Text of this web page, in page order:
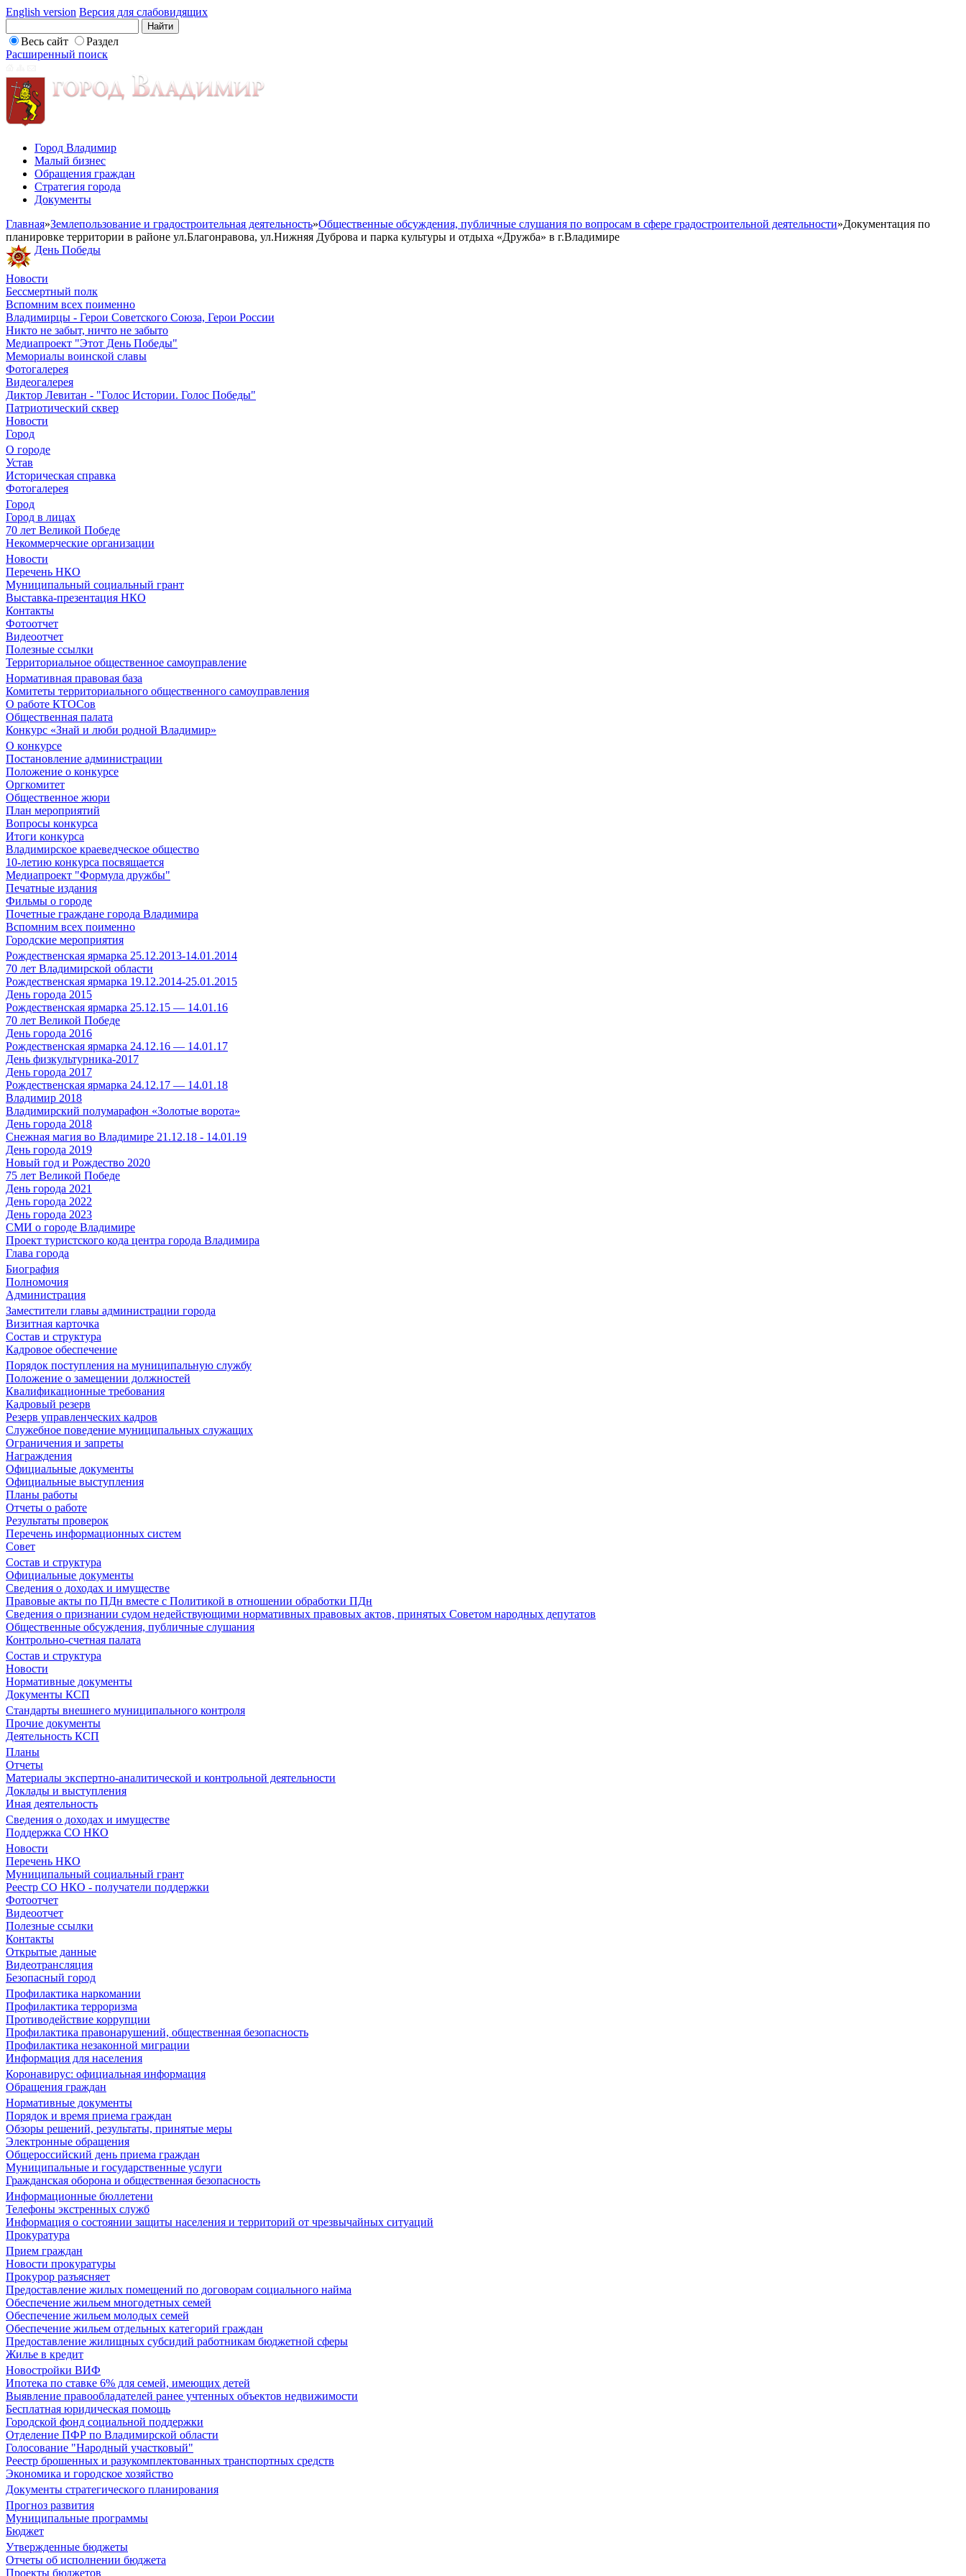
English version Версия для слабовидящих
Весь сайт
Раздел
Расширенный поиск
Город Владимир
Малый бизнес
Обращения граждан
Стратегия города
Документы
Главная»Землепользование и градостроительная деятельность»Общественные обсуждения, публичные слушания по вопросам в сфере градостроительной деятельности»Документация по
планировке территории в районе ул.Благонравова, ул.Нижняя Дуброва и парка культуры и отдыха «Дружба» в г.Владимире
День Победы
Новости
Бессмертный полк
Вспомним всех поименно
Владимирцы - Герои Советского Союза, Герои России
Никто не забыт, ничто не забыто
Медиапроект "Этот День Победы"
Мемориалы воинской славы
Фотогалерея
Видеогалерея
Диктор Левитан - "Голос Истории. Голос Победы"
Патриотический сквер
Новости
Город
О городе
Устав
Историческая справка
Фотогалерея
Город
Город в лицах
70 лет Великой Победе
Некоммерческие организации
Новости
Перечень НКО
Муниципальный социальный грант
Выставка-презентация НКО
Контакты
Фотоотчет
Видеоотчет
Полезные ссылки
Территориальное общественное самоуправление
Нормативная правовая база
Комитеты территориального общественного самоуправления
О работе КТОСов
Общественная палата
Конкурс «Знай и люби родной Владимир»
О конкурсе
Постановление администрации
Положение о конкурсе
Оргкомитет
Общественное жюри
План мероприятий
Вопросы конкурса
Итоги конкурса
Владимирское краеведческое общество
10-летию конкурса посвящается
Медиапроект "Формула дружбы"
Печатные издания
Фильмы о городе
Почетные граждане города Владимира
Вспомним всех поименно
Городские мероприятия
Рождественская ярмарка 25.12.2013-14.01.2014
70 лет Владимирской области
Рождественская ярмарка 19.12.2014-25.01.2015
День города 2015
Рождественская ярмарка 25.12.15 — 14.01.16
70 лет Великой Победе
День города 2016
Рождественская ярмарка 24.12.16 — 14.01.17
День физкультурника-2017
День города 2017
Рождественская ярмарка 24.12.17 — 14.01.18
Владимир 2018
Владимирский полумарафон «Золотые ворота»
День города 2018
Снежная магия во Владимире 21.12.18 - 14.01.19
День города 2019
Новый год и Рождество 2020
75 лет Великой Победе
День города 2021
День города 2022
День города 2023
СМИ о городе Владимире
Проект туристского кода центра города Владимира
Глава города
Биография
Полномочия
Администрация
Заместители главы администрации города
Визитная карточка
Состав и структура
Кадровое обеспечение
Порядок поступления на муниципальную службу
Положение о замещении должностей
Квалификационные требования
Кадровый резерв
Резерв управленческих кадров
Служебное поведение муниципальных служащих
Ограничения и запреты
Награждения
Официальные документы
Официальные выступления
Планы работы
Отчеты о работе
Результаты проверок
Перечень информационных систем
Совет
Состав и структура
Официальные документы
Сведения о доходах и имуществе
Правовые акты по ПДн вместе с Политикой в отношении обработки ПДн
Сведения о признании судом недействующими нормативных правовых актов, принятых Советом народных депутатов
Общественные обсуждения, публичные слушания
Контрольно-счетная палата
Состав и структура
Новости
Нормативные документы
Документы КСП
Стандарты внешнего муниципального контроля
Прочие документы
Деятельность КСП
Планы
Отчеты
Материалы экспертно-аналитической и контрольной деятельности
Доклады и выступления
Иная деятельность
Сведения о доходах и имуществе
Поддержка СО НКО
Новости
Перечень НКО
Муниципальный социальный грант
Реестр СО НКО - получатели поддержки
Фотоотчет
Видеоотчет
Полезные ссылки
Контакты
Открытые данные
Видеотрансляция
Безопасный город
Профилактика наркомании
Профилактика терроризма
Противодействие коррупции
Профилактика правонарушений, общественная безопасность
Профилактика незаконной миграции
Информация для населения
Коронавирус: официальная информация
Обращения граждан
Нормативные документы
Порядок и время приема граждан
Обзоры решений, результаты, принятые меры
Электронные обращения
Общероссийский день приема граждан
Муниципальные и государственные услуги
Гражданская оборона и общественная безопасность
Информационные бюллетени
Телефоны экстренных служб
Информация о состоянии защиты населения и территорий от чрезвычайных ситуаций
Прокуратура
Прием граждан
Новости прокуратуры
Прокурор разъясняет
Предоставление жилых помещений по договорам социального найма
Обеспечение жильем многодетных семей
Обеспечение жильем молодых семей
Обеспечение жильем отдельных категорий граждан
Предоставление жилищных субсидий работникам бюджетной сферы
Жилье в кредит
Новостройки ВИФ
Ипотека по ставке 6% для семей, имеющих детей
Выявление правообладателей ранее учтенных объектов недвижимости
Бесплатная юридическая помощь
Городской фонд социальной поддержки
Отделение ПФР по Владимирской области
Голосование "Народный участковый"
Реестр брошенных и разукомплектованных транспортных средств
Экономика и городское хозяйство
Документы стратегического планирования
Прогноз развития
Муниципальные программы
Бюджет
Утвержденные бюджеты
Отчеты об исполнении бюджета
Проекты бюджетов